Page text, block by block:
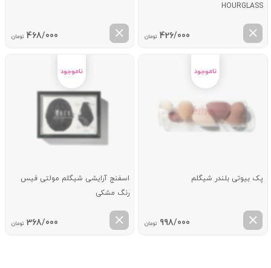
HOURGLASS
426/000 تومان 468/000 تومان
پک بیوتی بلندر شیگلم
998/000 تومان
اسفنج آرایشی شیگلم مولتی فیس
رنگ مشکی
368/000 تومان